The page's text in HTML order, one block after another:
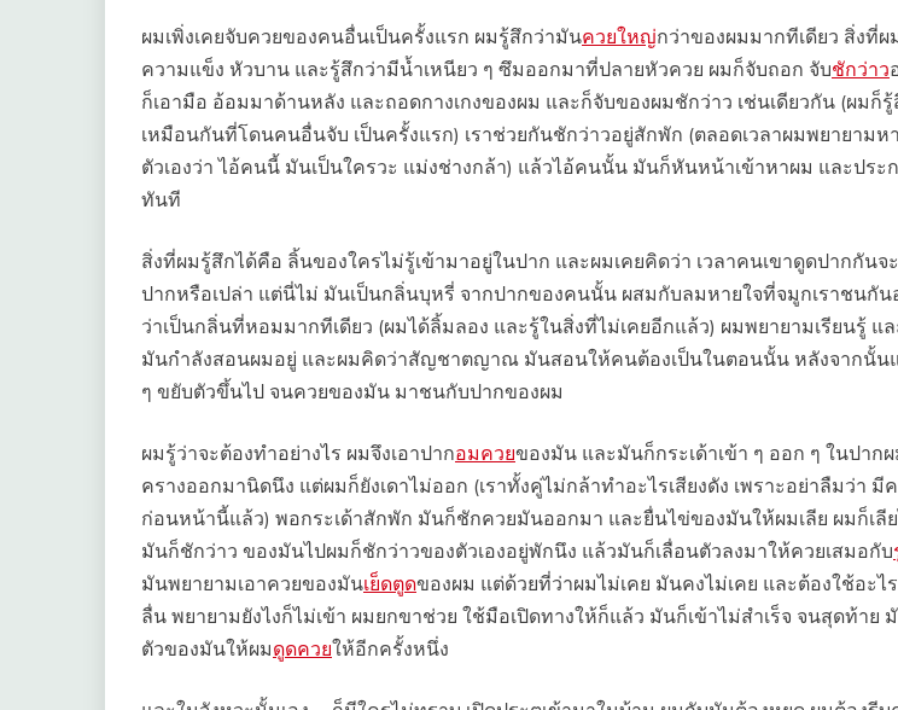
ผมเพิ่งเคยจับควยของคนอื่นเป็นครั้งแรก ผมรู้สึกว่ามันควยใหญ่กว่าของผมมากทีเดียว สิ่งที่
ความแข็ง หัวบาน และรู้สึกว่ามีน้ำเหนียว ๆ ซึมออกมาที่ปลายหัวควย ผมก็จับถอก จับชักว่าว
ก็เอามือ อ้อมมาด้านหลัง และถอดกางเกงของผม และก็จับของผมชักว่าว เช่นเดียวกัน (ผมก็รู้
เหมือนกันที่โดนคนอื่นจับ เป็นครั้งแรก) เราช่วยกันชักว่าวอยู่สักพัก (ตลอดเวลาผมพยายามห
ตัวเองว่า ไอ้คนนี้ มันเป็นใครวะ แม่งช่างกล้า) แล้วไอ้คนนั้น มันก็หันหน้าเข้าหาผม และประ
ทันที
สิ่งที่ผมรู้สึกได้คือ ลิ้นของใครไม่รู้เข้ามาอยู่ในปาก และผมเคยคิดว่า เวลาคนเขาดูดปากกันจ
ปากหรือเปล่า แต่นี่ไม่ มันเป็นกลิ่นบุหรี่ จากปากของคนนั้น ผสมกับลมหายใจที่จมูกเราชนกั
ว่าเป็นกลิ่นที่หอมมากทีเดียว (ผมได้ลิ้มลอง และรู้ในสิ่งที่ไม่เคยอีกแล้ว) ผมพยายามเรียนรู้ แ
มันกำลังสอนผมอยู่ และผมคิดว่าสัญชาตญาณ มันสอนให้คนต้องเป็นในตอนนั้น หลังจากนั้น
ๆ ขยับตัวขึ้นไป จนควยของมัน มาชนกับปากของผม
ผมรู้ว่าจะต้องทำอย่างไร ผมจึงเอาปากอมควยของมัน และมันก็กระเด้าเข้า ๆ ออก ๆ ในปาก
ครางออกมานิดนึง แต่ผมก็ยังเดาไม่ออก (เราทั้งคู่ไม่กล้าทำอะไรเสียงดัง เพราะอย่าลืมว่า
ก่อนหน้านี้แล้ว) พอกระเด้าสักพัก มันก็ชักควยมันออกมา และยื่นไข่ของมันให้ผมเลีย ผมก็เลี
มันก็ชักว่าว ของมันไปผมก็ชักว่าวของตัวเองอยู่พักนึง แล้วมันก็เลื่อนตัวลงมาให้ควยเสมอกับ
มันพยายามเอาควยของมันเย็ดตูดของผม แต่ด้วยที่ว่าผมไม่เคย มันคงไม่เคย และต้องใช้อะไ
ลื่น พยายามยังไงก็ไม่เข้า ผมยกขาช่วย ใช้มือเปิดทางให้ก็แล้ว มันก็เข้าไม่สำเร็จ จนสุดท้าย
ตัวของมันให้ผมดูดควยให้อีกครั้งหนึ่ง